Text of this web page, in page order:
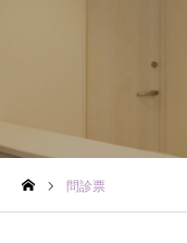
問診票
診療内容
専門治療